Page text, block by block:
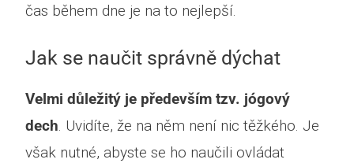
čas během dne je na to nejlepší.
Jak se naučit správně dýchat
Velmi důležitý je především tzv. jógový
dech. Uvidíte, že na něm není nic těžkého. Je
však nutné, abyste se ho naučili ovládat